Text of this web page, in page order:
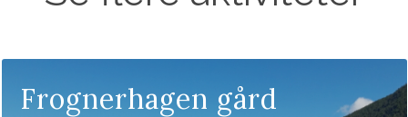
Frognerhagen gård